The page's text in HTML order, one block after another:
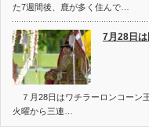
た7週間後、鹿が多く住んで…
7月28日
７月28日はワチラーロンコーン
火曜から三連…